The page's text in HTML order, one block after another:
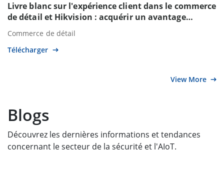
Livre blanc sur l'expérience client dans le commerce
de détail et Hikvision : acquérir un avantage
concurrentiel dans le commerce de détail grâce à la
technologie AIoT
Commerce de détail
Télécharger
View More
Blogs
Découvrez les dernières informations et tendances
concernant le secteur de la sécurité et l'AIoT.